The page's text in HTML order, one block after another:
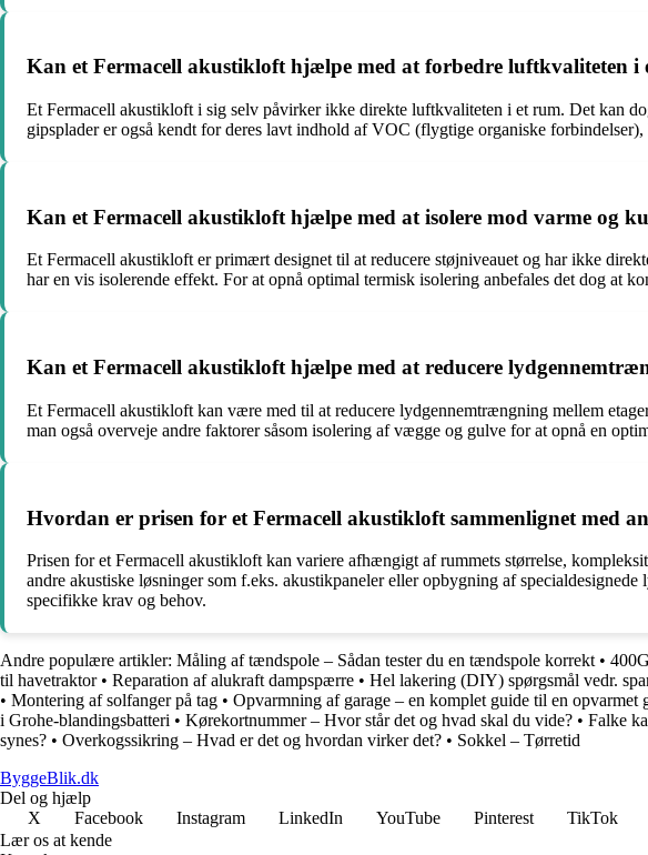
Kan et Fermacell akustikloft hjælpe med at forbedre luftkvaliteten i
Et Fermacell akustikloft i sig selv påvirker ikke direkte luftkvaliteten i et rum. Det kan
gipsplader er også kendt for deres lavt indhold af VOC (flygtige organiske
Kan et Fermacell akustikloft hjælpe med at isolere mod varme og
Et Fermacell akustikloft er primært designet til at reducere støjniveauet og har ikke
har en vis isolerende effekt. For at opnå optimal termisk isolering anbefales det dog at
Kan et Fermacell akustikloft hjælpe med at reducere
Et Fermacell akustikloft kan være med til at reducere lydgennemtrængning mellem
man også overveje andre faktorer såsom isolering af vægge og gulve for at opnå en
Hvordan er prisen for et Fermacell akustikloft sammenlignet med
Prisen for et Fermacell akustikloft kan variere afhængigt af rummets størrelse,
andre akustiske løsninger som f.eks. akustikpaneler eller opbygning af
specifikke krav og behov.
Andre populære artikler: Måling af tændspole – Sådan tester du en tændspole korrekt •
til havetraktor• Reparation af alukraft dampspærre • Hel lakering (DIY) spørgsmål vedr.
• Montering af solfanger på tag • Opvarmning af garage – en komplet guide til en opvarmet
i Grohe-blandingsbatteri • Kørekortnummer – Hvor står det og hvad skal du vide? • Falke
synes? • Overkogssikring – Hvad er det og hvordan virker det? • Sokkel – Tørretid
ByggeBlik.dk
Del og hjælp
X
Facebook Instagram LinkedIn YouTube Pinterest TikTok
Lær os at kende